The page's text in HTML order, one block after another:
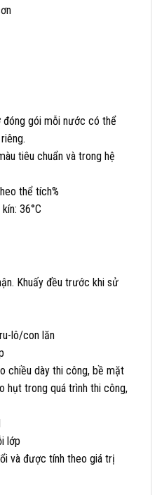
đóng gói mỗi nước có thể
tiêu chuẩn và trong hệ
thể tích%
36°C
Khuấy đều trước khi sử
lô/con lăn
chiều dày thi công, bề mặt
hụt trong quá trình thi công,
lớp
và được tính theo giá trị